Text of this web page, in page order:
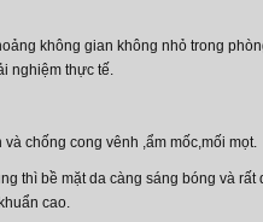
không gian không nhỏ trong
nghiệm thực tế.
chống cong vênh ,ẩm mốc,mối mọt.
thì bề mặt da càng sáng bóng và
cao.